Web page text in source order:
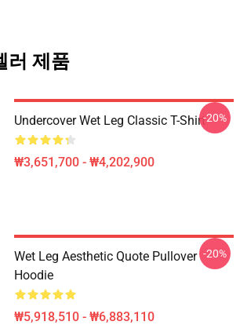
러 제품
Undercover Wet Leg Classic T-Shirt
₩3,651,700 - ₩4,202,900
-20%
Wet Leg Aesthetic Quote Pullover
Hoodie
₩5,918,510 - ₩6,883,110
-20%